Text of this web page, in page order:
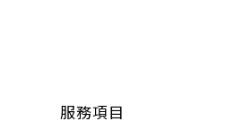
服務項目